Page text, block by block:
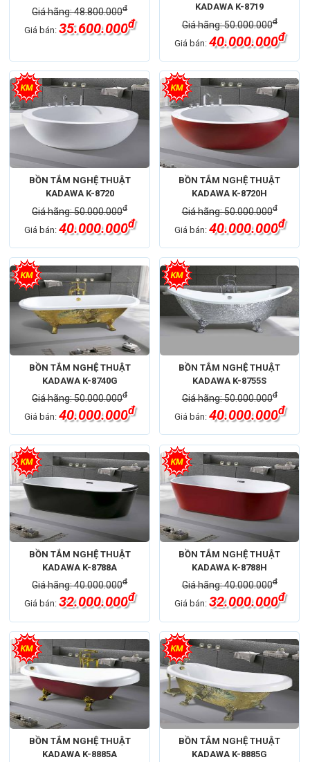
Giá hãng: 48.800.000đ
Giá bán:35.600.000đ
KADAWA K-8719
Giá hãng: 50.000.000đ
Giá bán: 40.000.000đ
BỒN TẮM NGHỆ THUẬT
KADAWA K-8720
Giá hãng: 50.000.000đ
Giá bán:40.000.000đ
BỒN TẮM NGHỆ THUẬT
KADAWA K-8720H
Giá hãng: 50.000.000đ
Giá bán: 40.000.000đ
BỒN TẮM NGHỆ THUẬT
KADAWA K-8740G
Giá hãng: 50.000.000đ
Giá bán:40.000.000đ
BỒN TẮM NGHỆ THUẬT
KADAWA K-8755S
Giá hãng: 50.000.000đ
Giá bán: 40.000.000đ
BỒN TẮM NGHỆ THUẬT
KADAWA K-8788A
Giá hãng: 40.000.000đ
Giá bán:32.000.000đ
BỒN TẮM NGHỆ THUẬT
KADAWA K-8788H
Giá hãng: 40.000.000đ
Giá bán: 32.000.000đ
BỒN TẮM NGHỆ THUẬT
KADAWA K-8885A
BỒN TẮM NGHỆ THUẬT
KADAWA K-8885G